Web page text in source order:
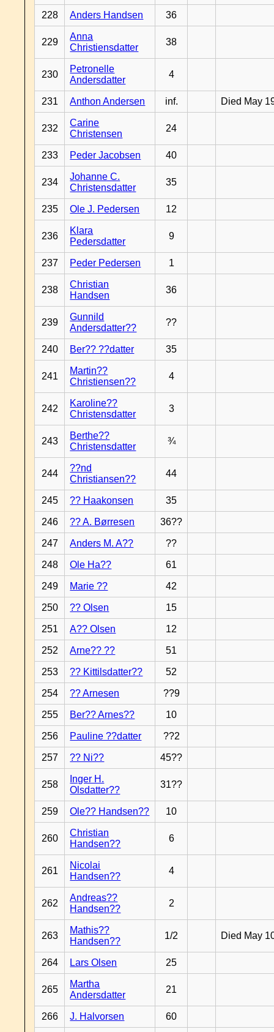
228 Anders Handsen 36
229
Anna
Christiensdatter
38
230
Petronelle
Andersdatter
4
231 Anthon Andersen inf. Died May
232
Carine
Christensen
24
233 Peder Jacobsen 40
234
Johanne C.
Christensdatter
35
235 Ole J. Pedersen 12
236
Klara
Pedersdatter
9
237 Peder Pedersen 1
238
Christian
Handsen
36
239
Gunnild
Andersdatter??
??
240 Ber?? ??datter 35
241
Martin??
Christiensen??
4
242
Karoline??
Christensdatter
3
243
Berthe??
Christensdatter
¾
244
??nd
Christiansen??
44
245 ?? Haakonsen 35
246 ?? A. Børresen 36??
247 Anders M. A?? ??
248 Ole Ha?? 61
249 Marie ?? 42
250 ?? Olsen 15
251 A?? Olsen 12
252 Arne?? ?? 51
253 ?? Kittilsdatter?? 52
254 ?? Arnesen ??9
255 Ber?? Arnes?? 10
256 Pauline ??datter ??2
257 ?? Ni?? 45??
258
Inger H.
Olsdatter??
31??
259 Ole?? Handsen?? 10
260
Christian
Handsen??
6
261
Nicolai
Handsen??
4
262
Andreas??
Handsen??
2
263
Mathis??
Handsen??
1/2 Died May
264 Lars Olsen 25
265
Martha
Andersdatter
21
266 J. Halvorsen 60